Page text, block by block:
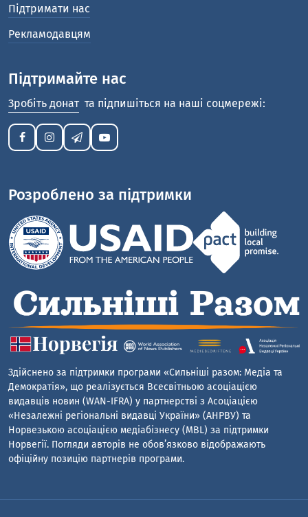
Підтримати нас
Рекламодавцям
Підтримайте нас
Зробіть донат та підпишіться на наші соцмережі:
Розроблено за підтримки
Здійснено за підтримки програми «Сильніші разом: Медіа та
Демократія», що реалізується Всесвітньою асоціацією
видавців новин (WAN-IFRA) у партнерстві з Асоціацією
«Незалежні регіональні видавці України» (АНРВУ) та
Норвезькою асоціацією медіабізнесу (MBL) за підтримки
Норвегії. Погляди авторів не обов’язково відображають
офіційну позицію партнерів програми.